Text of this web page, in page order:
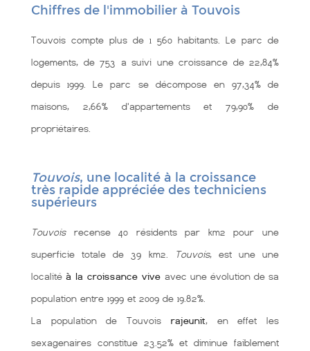
Chiffres de l'immobilier à Touvois
Touvois compte plus de 1 560 habitants. Le parc de
logements, de 753 a suivi une croissance de 22,84%
depuis 1999. Le parc se décompose en 97,34% de
maisons, 2,66% d'appartements et 79,90% de
propriétaires.
Touvois, une localité à la croissance
très rapide appréciée des techniciens
supérieurs
Touvoisrecense 40 résidents par km2 pour une
superficie totale de 39 km2.
Touvois, est une une
localitéà la croissance vive avec une évolution de sa
population entre 1999 et 2009 de 19.82%.
La population de Touvoisrajeunit, en effet les
sexagenaires constitue 23.52% et diminue faiblement